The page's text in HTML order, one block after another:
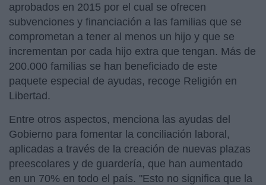
aprobados en 2015 por el cual se ofrecen
subvenciones y financiación a las familias que se
comprometan a tener al menos un hijo y que se
incrementan por cada hijo extra que tengan. Más de
200.000 familias se han beneficiado de este
paquete especial de ayudas, recoge Religión en
Libertad.
Entre otros aspectos, menciona las ayudas del
Gobierno para fomentar la conciliación laboral,
aplicadas a través de la creación de nuevas plazas
preescolares y de guardería, que han aumentado
en un 70% en todo el país. "Esto no significa que la